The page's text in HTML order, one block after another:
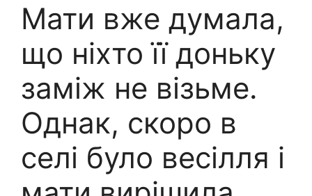
Мати вже думала,
що ніхто її доньку
заміж не візьме.
Однак, скоро в
селі було весілля і